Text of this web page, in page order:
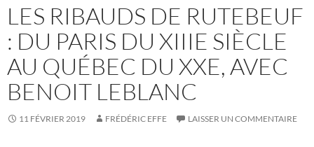
LES RIBAUDS DE RUTEBEUF
: DU PARIS DU XIIIE SIÈCLE
AU QUÉBEC DU XXE, AVEC
BENOIT LEBLANC
11 FÉVRIER 2019 FRÉDÉRIC EFFE LAISSER UN COMMENTAIRE